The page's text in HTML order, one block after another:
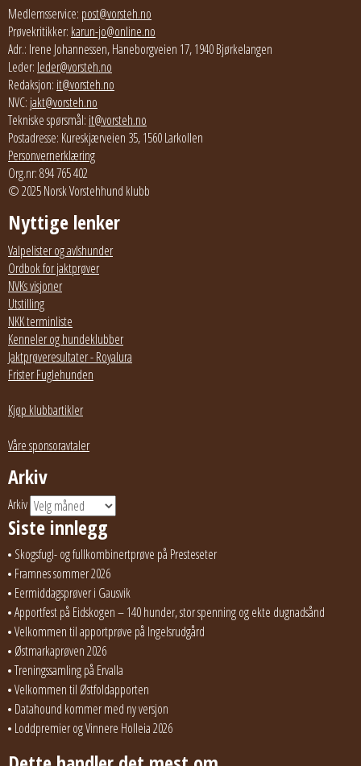
Medlemsservice: post@vorsteh.no
Prøvekritikker: karun-jo@online.no
Adr.: Irene Johannessen, Haneborgveien 17, 1940 Bjørkelangen
Leder: leder@vorsteh.no
Redaksjon: it@vorsteh.no
NVC: jakt@vorsteh.no
Tekniske spørsmål: it@vorsteh.no
Postadresse: Kureskjærveien 35, 1560 Larkollen
Personvernerklæring
Org.nr: 894 765 402
© 2025 Norsk Vorstehhund klubb
Nyttige lenker
Valpelister og avlshunder
Ordbok for jaktprøver
NVKs visjoner
Utstilling
NKK terminliste
Kenneler og hundeklubber
Jaktprøveresultater - Royalura
Frister Fuglehunden
Kjøp klubbartikler
Våre sponsoravtaler
Arkiv
Arkiv
Siste innlegg
Skogsfugl- og fullkombinertprøve på Presteseter
Framnes sommer 2026
Eermiddagsprøver i Gausvik
Apportfest på Eidskogen – 140 hunder, stor spenning og ekte dugnadsånd
Velkommen til apportprøve på Ingelsrudgård
Østmarkaprøven 2026
Treningssamling på Ervalla
Velkommen til Østfoldapporten
Datahound kommer med ny versjon
Loddpremier og Vinnere Holleia 2026